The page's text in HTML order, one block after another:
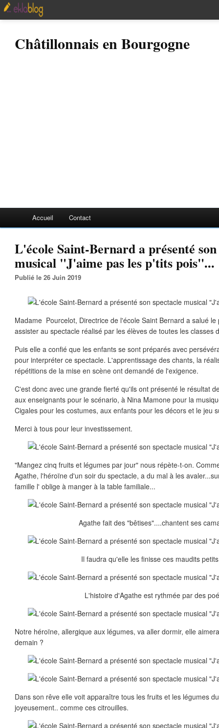
Châtillonnais en Bourgogne
Accueil Contact
L'école Saint-Bernard a présenté
musical "J'aime pas les p'tits pois"...
Publié le 26 Juin 2019
Madame Pourcelot, Directrice de l'école Saint Bernard a salué
assister au spectacle réalisé par les élèves de toutes les classes
Puis elle a confié que les enfants se sont préparés avec
pour interpréter ce spectacle. L'apprentissage des chants, la
répétitions de la mise en scène ont demandé de l'exigence.
C'est donc avec une grande fierté qu'ils ont présenté le résultat
aux enseignants pour le scénario, à Nina Mamone pour la
Cigales pour les costumes, aux enfants pour les décors et le jeu
Merci à tous pour leur investissement.
"Mangez cinq fruits et légumes par jour" nous répète-t-on.
Agathe, l'héroïne d'un soir du spectacle, a du mal à les
famille l' oblige à manger à la table familiale...
Agathe fait des "bêtises"....chantent ses
Il faudra qu'elle les finisse ces maudits
L'histoire d'Agathe est rythmée par des
Notre héroïne, allergique aux légumes, va aller dormir, elle
demain ?
Dans son rêve elle voit apparaître tous les fruits et les légumes
joyeusement.. comme ces citrouilles.